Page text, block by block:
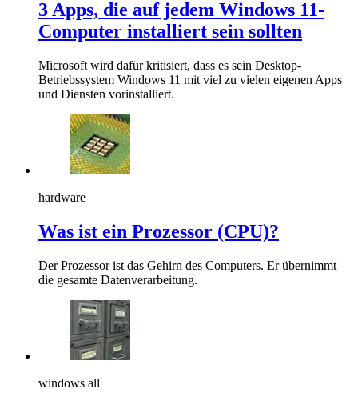
3 Apps, die auf jedem Windows 11-
Computer installiert sein sollten
Microsoft wird dafür kritisiert, dass es sein Desktop-
Betriebssystem Windows 11 mit viel zu vielen eigenen Apps
und Diensten vorinstalliert.
hardware
Was ist ein Prozessor (CPU)?
Der Prozessor ist das Gehirn des Computers. Er übernimmt
die gesamte Datenverarbeitung.
windows all